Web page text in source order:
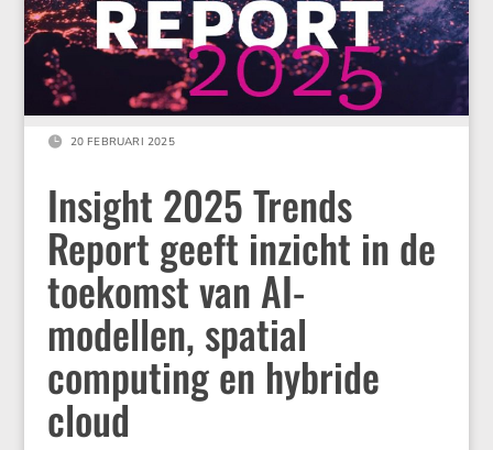
 20 FEBRUARI 2025
Insight 2025 Trends
Report geeft inzicht in de
toekomst van AI-
modellen, spatial
computing en hybride
cloud